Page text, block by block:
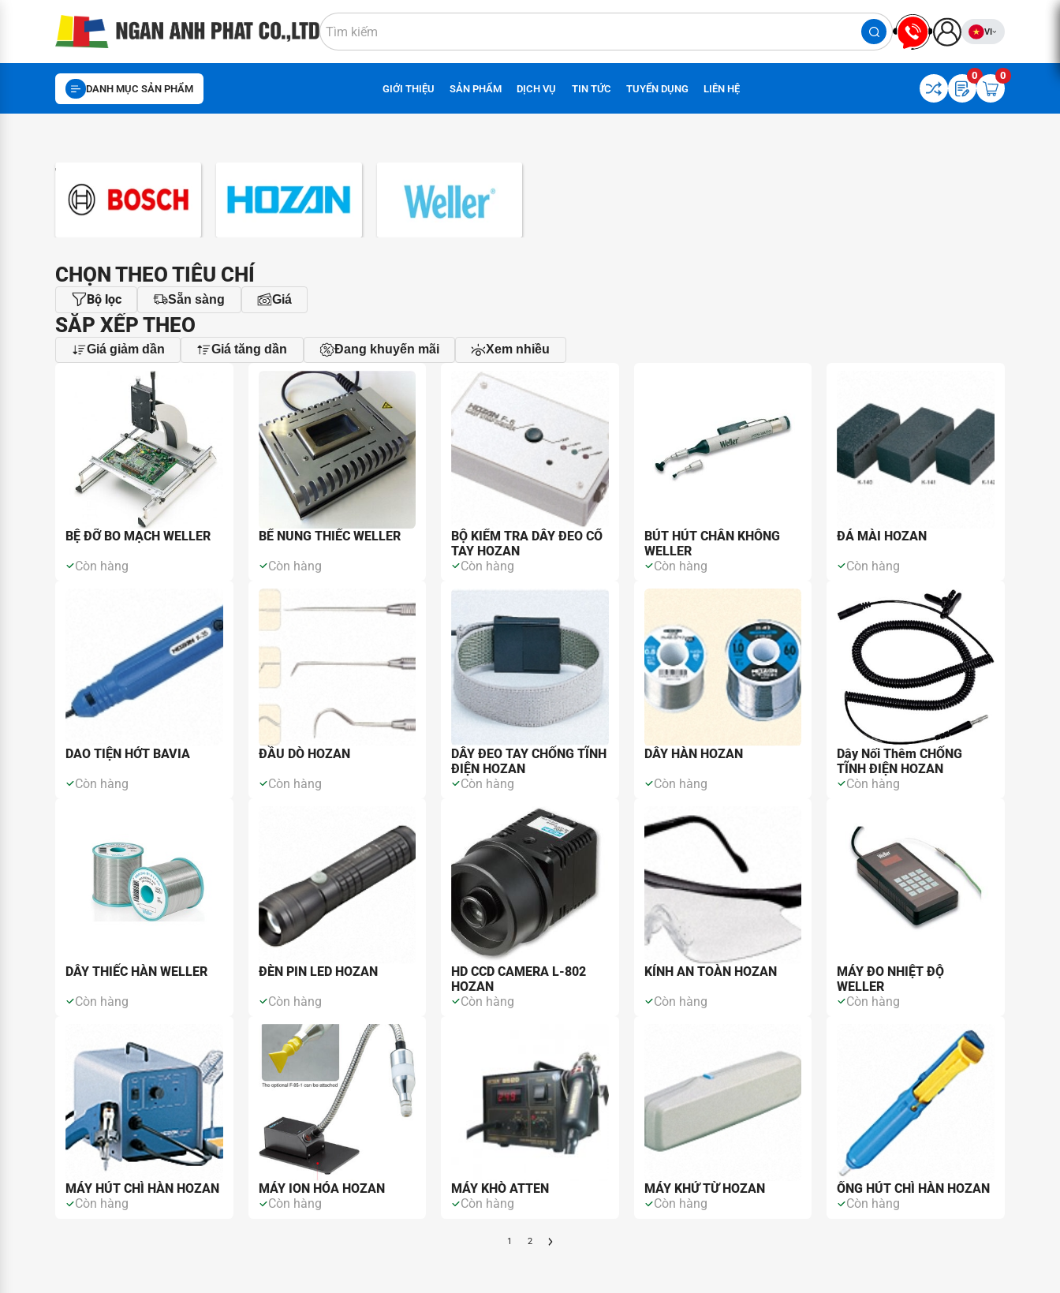
VI
DANH MỤC SẢN PHẨM GIỚI THIỆU SẢN PHẨM DỊCH VỤ TIN TỨC TUYỂN DỤNG LIÊN HỆ
0 0
THƯƠNG HIỆU
CHỌN THEO TIÊU CHÍ
Bộ lọc Sẵn sàng Giá
SẮP XẾP THEO
Giá giảm dần Giá tăng dần Đang khuyến mãi Xem nhiều
BỆ ĐỠ BO MẠCH WELLER
Còn hàng
BỂ NUNG THIẾC WELLER
Còn hàng
BỘ KIỂM TRA DÂY ĐEO CỔ
TAY HOZAN
Còn hàng
BÚT HÚT CHÂN KHÔNG
WELLER
Còn hàng
ĐÁ MÀI HOZAN
Còn hàng
DAO TIỆN HỚT BAVIA
Còn hàng
ĐẦU DÒ HOZAN
Còn hàng
DÂY ĐEO TAY CHỐNG TĨNH
ĐIỆN HOZAN
Còn hàng
DÂY HÀN HOZAN
Còn hàng
Dây Nối Thêm CHỐNG
TĨNH ĐIỆN HOZAN
Còn hàng
DÂY THIẾC HÀN WELLER
Còn hàng
ĐÈN PIN LED HOZAN
Còn hàng
HD CCD CAMERA L-802
HOZAN
Còn hàng
KÍNH AN TOÀN HOZAN
Còn hàng
MÁY ĐO NHIỆT ĐỘ
WELLER
Còn hàng
MÁY HÚT CHÌ HÀN HOZAN
Còn hàng
MÁY ION HÓA HOZAN
Còn hàng
MÁY KHÒ ATTEN
Còn hàng
MÁY KHỬ TỪ HOZAN
Còn hàng
ỐNG HÚT CHÌ HÀN HOZAN
Còn hàng
1 2